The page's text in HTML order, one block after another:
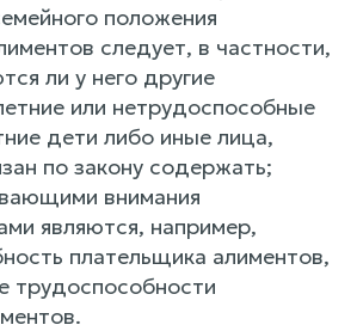
положения
следует, в частности,
ли у него другие
или нетрудоспособные
дети либо иные лица,
по закону содержать;
внимания
являются, например,
плательщика алиментов,
трудоспособности